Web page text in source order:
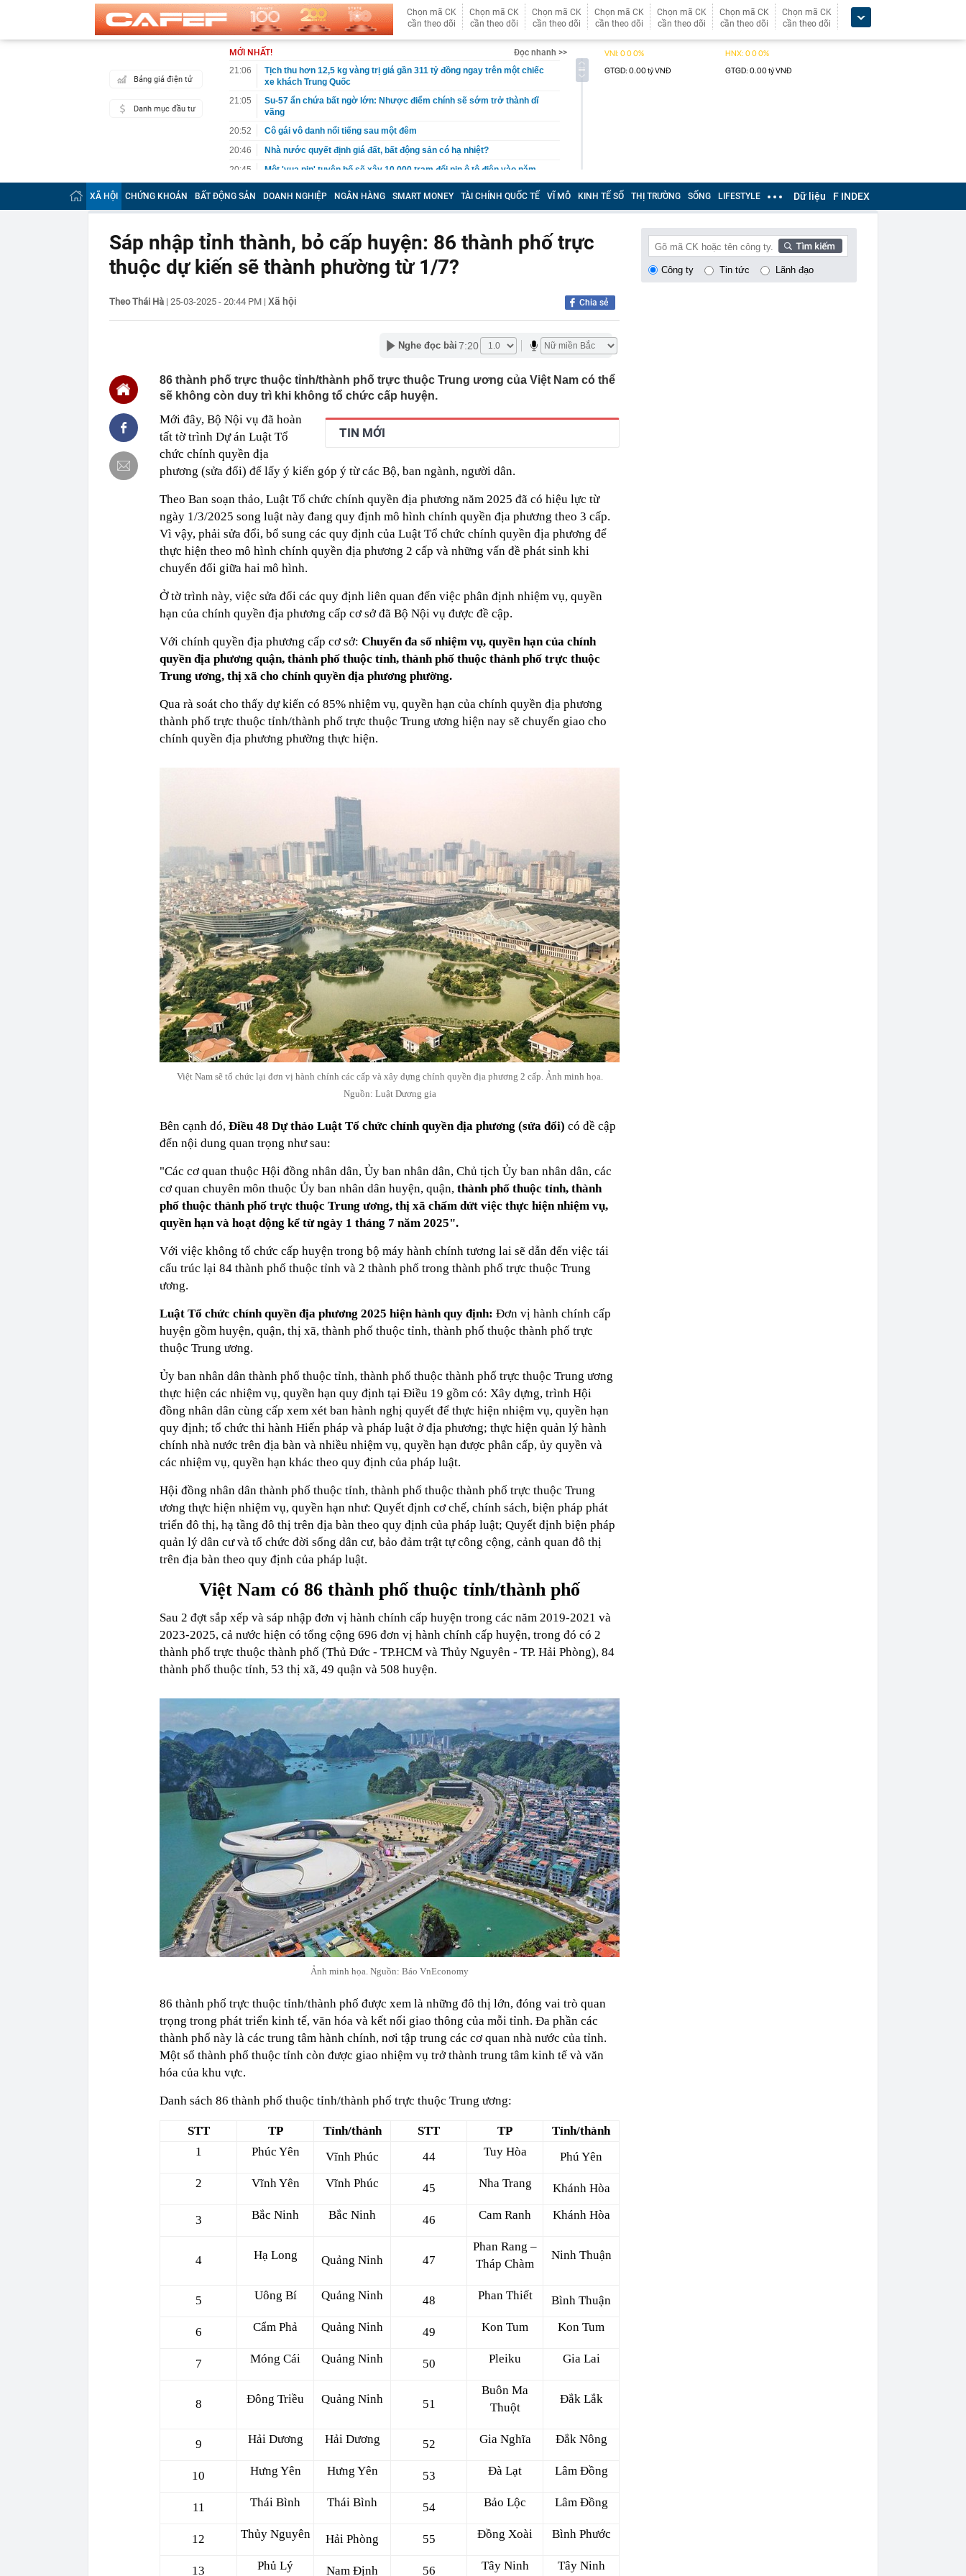
Chọn mã CK
cần theo dõi
Chọn mã CK
cần theo dõi
Chọn mã CK
cần theo dõi
Chọn mã CK
cần theo dõi
Chọn mã CK
cần theo dõi
Chọn mã CK
cần theo dõi
Chọn mã CK
cần theo dõi
Bảng giá điện tử
Danh mục đầu tư
MỚI NHẤT!
Đọc nhanh >>
21:06
Tịch thu hơn 12,5 kg vàng trị giá gần 311 tỷ đồng ngay trên một chiếc
xe khách Trung Quốc
21:05
Su-57 ẩn chứa bất ngờ lớn: Nhược điểm chính sẽ sớm trở thành dĩ
vãng
20:52
Cô gái vô danh nổi tiếng sau một đêm
20:46
Nhà nước quyết định giá đất, bất động sản có hạ nhiệt?
20:45
Một 'vua pin' tuyên bố sẽ xây 10.000 trạm đổi pin ô tô điện vào năm
2028, phục vụ 1 triệu xe mỗi ngày chỉ với 3 phút
20:45
Tờ báo năm 1997 bỗng gây sốt MXH vì nữ sinh được lên trang bìa quá
xinh: Ngoài đời cô gái này giờ đã là Tiến sĩ, giảng viên ĐH!
tang vật thu giữ đặc biệt lớn
20:43
Ukraine tăng tốc, Nga không đứng yên: Cuộc đua ai nhanh hơn đang
diễn ra ở một mặt trận khác
Tập đoàn Mường Thanh của ông Lê Thanh Thản vừa công bố thay đổi
lớn
Doanh nghiệp bảo hiểm đầu tư cổ phiếu lãi, lỗ ra sao?
20:32
Bán ròng 600 tỷ đồng trong phiên cuối tuần, tự doanh CTCK "xả" mã
nào mạnh nhất?
20:29
Cờ Nga kéo lên ở Chernigovka, 5 lữ đoàn Kiev rút lui - Hàng trăm tên
lửa không thể tới Ukraine sau tuyên bố từ ông Trump
20:23
Hạt dẻ không chỉ để rang: Ăn sống được cho là bổ thận, nấu chín lại
20:22
Trung Quốc lại khiến "dân đào đường" thế giới thán phục với cỗ máy
chưa từng có, sở hữu hai công nghệ cực độc
20:21
Công an truy tìm người tên Nguyễn Bá Hoàng Tùng SN 1994
20:03
Ra ngân hàng rút 1,5 tỷ đồng tiền mặt, cặp vợ chồng "lọt tầm ngắm" bị
công an tìm đến tận nhà
Giá card đồ họa dậy sóng ở châu Á, game thủ Việt Nam có “dính bão”?
trước chiến tranh
XÃ HỘI CHỨNG KHOÁN BẤT ĐỘNG SẢN DOANH NGHIỆP NGÂN HÀNG SMART MONEY TÀI CHÍNH QUỐC TẾ VĨ MÔ KINH TẾ SỐ THỊ TRƯỜNG SỐNG LIFESTYLE Dữ liệu F INDEX
Sáp nhập tỉnh thành, bỏ cấp huyện: 86 thành phố trực
thuộc dự kiến sẽ thành phường từ 1/7?
Theo Thái Hà | 25-03-2025 - 20:44 PM | Xã hội Chia sẻ
Nghe đọc bài 7:20
86 thành phố trực thuộc tỉnh/thành phố trực thuộc Trung ương của Việt Nam có thể
sẽ không còn duy trì khi không tổ chức cấp huyện.
TIN MỚI
Mới đây, Bộ Nội vụ đã hoàn
tất tờ trình Dự án Luật Tổ
chức chính quyền địa
phương (sửa đổi) để lấy ý kiến góp ý từ các Bộ, ban ngành, người dân.
Theo Ban soạn thảo, Luật Tổ chức chính quyền địa phương năm 2025 đã có hiệu lực từ
ngày 1/3/2025 song luật này đang quy định mô hình chính quyền địa phương theo 3 cấp.
Vì vậy, phải sửa đổi, bổ sung các quy định của Luật Tổ chức chính quyền địa phương để
thực hiện theo mô hình chính quyền địa phương 2 cấp và những vấn đề phát sinh khi
chuyển đổi giữa hai mô hình.
Ở tờ trình này, việc sửa đổi các quy định liên quan đến việc phân định nhiệm vụ, quyền
hạn của chính quyền địa phương cấp cơ sở đã Bộ Nội vụ được đề cập.
Với chính quyền địa phương cấp cơ sở: Chuyển đa số nhiệm vụ, quyền hạn của chính
quyền địa phương quận, thành phố thuộc tỉnh, thành phố thuộc thành phố trực thuộc
Trung ương, thị xã cho chính quyền địa phương phường.
Qua rà soát cho thấy dự kiến có 85% nhiệm vụ, quyền hạn của chính quyền địa phương
thành phố trực thuộc tỉnh/thành phố trực thuộc Trung ương hiện nay sẽ chuyển giao cho
chính quyền địa phương phường thực hiện.
Việt Nam sẽ tổ chức lại đơn vị hành chính các cấp và xây dựng chính quyền địa phương 2 cấp. Ảnh minh họa.
Nguồn: Luật Dương gia
Bên cạnh đó, Điều 48 Dự thảo Luật Tổ chức chính quyền địa phương (sửa đổi) có đề cập
đến nội dung quan trọng như sau:
"Các cơ quan thuộc Hội đồng nhân dân, Ủy ban nhân dân, Chủ tịch Ủy ban nhân dân, các
cơ quan chuyên môn thuộc Ủy ban nhân dân huyện, quận, thành phố thuộc tỉnh, thành
phố thuộc thành phố trực thuộc Trung ương, thị xã chấm dứt việc thực hiện nhiệm vụ,
quyền hạn và hoạt động kể từ ngày 1 tháng 7 năm 2025".
Với việc không tổ chức cấp huyện trong bộ máy hành chính tương lai sẽ dẫn đến việc tái
cấu trúc lại 84 thành phố thuộc tỉnh và 2 thành phố trong thành phố trực thuộc Trung
ương.
Luật Tổ chức chính quyền địa phương 2025 hiện hành quy định: Đơn vị hành chính cấp
huyện gồm huyện, quận, thị xã, thành phố thuộc tỉnh, thành phố thuộc thành phố trực
thuộc Trung ương.
Ủy ban nhân dân thành phố thuộc tỉnh, thành phố thuộc thành phố trực thuộc Trung ương
thực hiện các nhiệm vụ, quyền hạn quy định tại Điều 19 gồm có: Xây dựng, trình Hội
đồng nhân dân cùng cấp xem xét ban hành nghị quyết để thực hiện nhiệm vụ, quyền hạn
quy định; tổ chức thi hành Hiến pháp và pháp luật ở địa phương; thực hiện quản lý hành
chính nhà nước trên địa bàn và nhiều nhiệm vụ, quyền hạn được phân cấp, ủy quyền và
các nhiệm vụ, quyền hạn khác theo quy định của pháp luật.
Hội đồng nhân dân thành phố thuộc tỉnh, thành phố thuộc thành phố trực thuộc Trung
ương thực hiện nhiệm vụ, quyền hạn như: Quyết định cơ chế, chính sách, biện pháp phát
triển đô thị, hạ tầng đô thị trên địa bàn theo quy định của pháp luật; Quyết định biện pháp
quản lý dân cư và tổ chức đời sống dân cư, bảo đảm trật tự công cộng, cảnh quan đô thị
trên địa bàn theo quy định của pháp luật.
Việt Nam có 86 thành phố thuộc tỉnh/thành phố
Sau 2 đợt sắp xếp và sáp nhập đơn vị hành chính cấp huyện trong các năm 2019-2021 và
2023-2025, cả nước hiện có tổng cộng 696 đơn vị hành chính cấp huyện, trong đó có 2
thành phố trực thuộc thành phố (Thủ Đức - TP.HCM và Thủy Nguyên - TP. Hải Phòng), 84
thành phố thuộc tỉnh, 53 thị xã, 49 quận và 508 huyện.
Ảnh minh họa. Nguồn: Báo VnEconomy
86 thành phố trực thuộc tỉnh/thành phố được xem là những đô thị lớn, đóng vai trò quan
trọng trong phát triển kinh tế, văn hóa và kết nối giao thông của mỗi tỉnh. Đa phần các
thành phố này là các trung tâm hành chính, nơi tập trung các cơ quan nhà nước của tỉnh.
Một số thành phố thuộc tỉnh còn được giao nhiệm vụ trở thành trung tâm kinh tế và văn
hóa của khu vực.
Danh sách 86 thành phố thuộc tỉnh/thành phố trực thuộc Trung ương:
STT TP Tỉnh/thành STT TP
Tỉnh/thành
1
Phúc Yên Vĩnh Phúc 44 Tuy Hòa
Phú Yên
2
Vĩnh Yên Vĩnh Phúc 45 Nha Trang Khánh Hòa
3 Bắc Ninh Bắc Ninh 46 Cam Ranh Khánh Hòa
4 Hạ Long Quảng Ninh 47
Phan Rang –
Tháp Chàm
Ninh Thuận
5 Uông Bí Quảng Ninh 48 Phan Thiết Bình Thuận
6 Cẩm Phả Quảng Ninh 49 Kon Tum Kon Tum
7 Móng Cái Quảng Ninh 50 Pleiku Gia Lai
8 Đông Triều Quảng Ninh 51
Buôn Ma
Thuột
Đắk Lắk
9 Hải Dương Hải Dương 52 Gia Nghĩa Đắk Nông
10 Hưng Yên Hưng Yên 53 Đà Lạt Lâm Đồng
11 Thái Bình Thái Bình 54 Bảo Lộc Lâm Đồng
12 Thủy Nguyên Hải Phòng 55 Đồng Xoài Bình Phước
13 Phủ Lý Nam Định 56 Tây Ninh Tây Ninh
Công ty Tin tức Lãnh đạo